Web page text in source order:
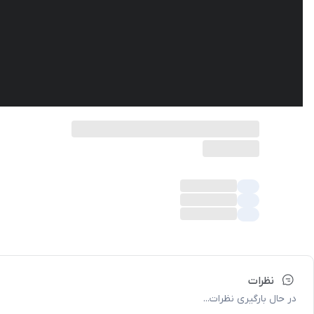
نظرات
در حال بارگیری نظرات...